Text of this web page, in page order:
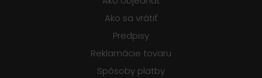
Ako sa vrátiť
Predpisy
Reklamácie tovaru
Spôsoby platby